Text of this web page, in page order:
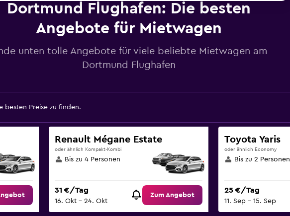
Dortmund Flughafen: Die besten
Angebote für Mietwagen
unten tolle Angebote für viele beliebte Mietwagen am
Dortmund Flughafen
besten Preise zu finden.
Renault Mégane Estate
oder ähnlich Kompakt-Kombi
Bis zu 4 Personen
31 €/Tag
16. Okt – 24. Okt
Zum Angebot
Toyota Yaris
oder ähnlich Economy
Bis zu 2 Personen
25 €/Tag
11. Sep – 15. Sep